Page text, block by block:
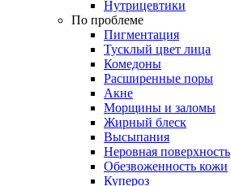
Нутрицевтики
По проблеме
Пигментация
Тусклый цвет лица
Комедоны
Расширенные поры
Акне
Морщины и заломы
Жирный блеск
Высыпания
Неровная поверхность
Обезвоженность кожи
Купероз